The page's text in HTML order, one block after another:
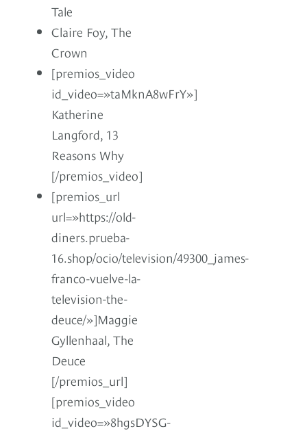
Tale
Claire Foy, The
Crown
[premios_video
id_video=»taMknA8wFrY»]
Katherine
Langford, 13
Reasons Why
[/premios_video]
[premios_url
url=»https://old-
diners.prueba-
16.shop/ocio/television/49300_james-
franco-vuelve-la-
television-the-
deuce/»]Maggie
Gyllenhaal, The
Deuce
[/premios_url]
[premios_video
id_video=»8hgsDYSG-